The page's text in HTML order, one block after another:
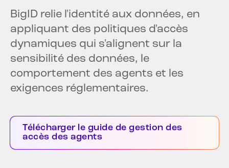
BigID relie l'identité aux données, en
appliquant des politiques d'accès
dynamiques qui s'alignent sur la
sensibilité des données, le
comportement des agents et les
exigences réglementaires.
Télécharger le guide de gestion des
accès des agents